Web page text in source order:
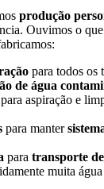
produção
Ouvimos o
para todos os
de água
para aspiração e
para manter
para transporte
muita água